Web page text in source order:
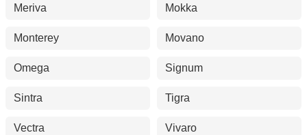
Meriva Mokka
Monterey Movano
Omega Signum
Sintra Tigra
Vectra Vivaro